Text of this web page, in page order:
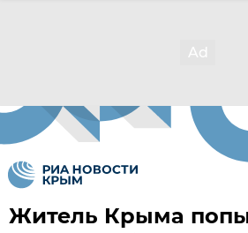
Житель Крыма